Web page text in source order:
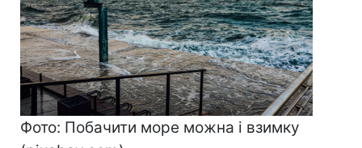
Фото: Побачити море можна і взимку